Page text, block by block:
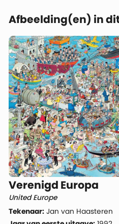
Afbeelding(en) in
Verenigd Europa
United Europe
Tekenaar: Jan van Haasteren